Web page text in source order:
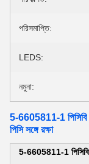
পরিসমাপ্তি:
LEDS:
নমুনা:
5-6605811-1 পিসিবি
পিসি সঙ্গে রক্ষা
5-6605811-1 পিসিবি